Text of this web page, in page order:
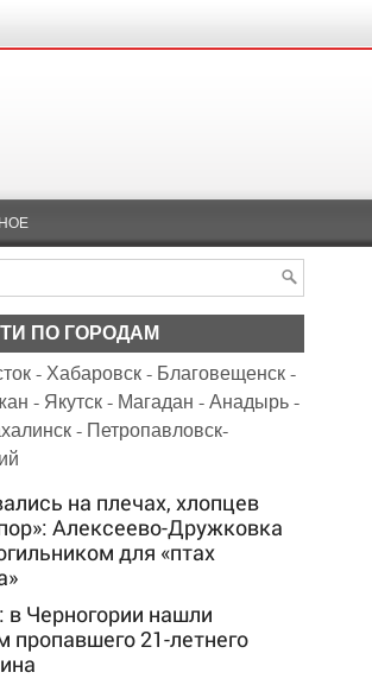
ПО ГОРОДАМ
-Хабаровск- Благовещенск-
- Якутск- Магадан -Анадырь-
- Петропавловск-
на плечах, хлопцев
Алексеево-Дружковка
для «птах
в Черногории нашли
пропавшего 21-летнего